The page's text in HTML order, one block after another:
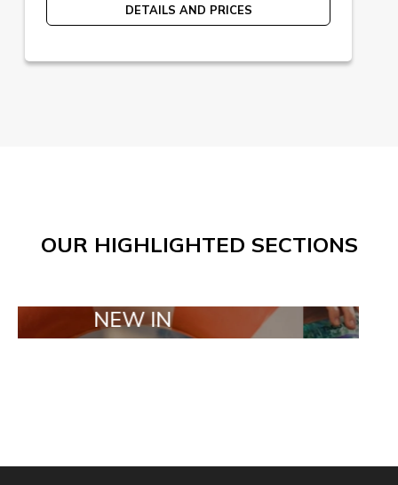
DETAILS AND PRICES
OUR HIGHLIGHTED SECTIONS
NEW IN TAILOR